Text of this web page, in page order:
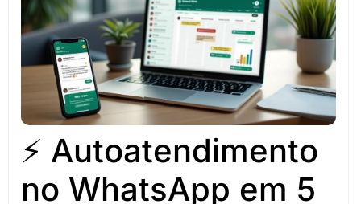
⚡ Autoatendimento
no WhatsApp em 5